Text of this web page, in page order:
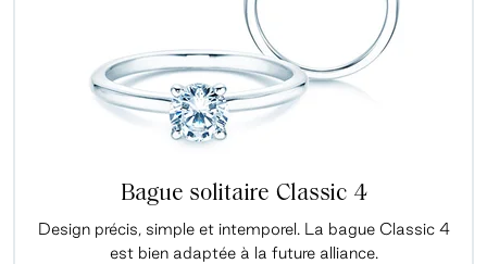
Bague solitaire Classic 4
Design précis, simple et intemporel. La bague Classic 4
est bien adaptée à la future alliance.